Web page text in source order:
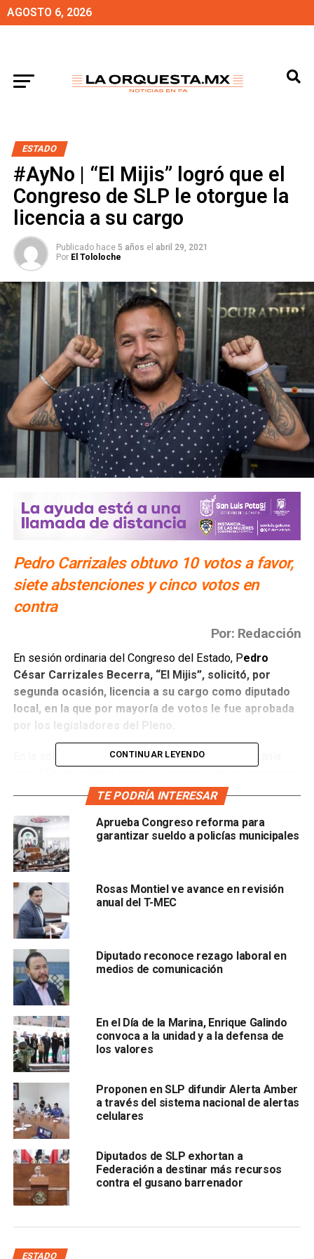
AGOSTO 6, 2026
ESTADO
#AyNo | “El Mijis” logró que el
Congreso de SLP le otorgue la
licencia a su cargo
Publicado hace 5 años el abril 29, 2021
Por El Tololoche
Pedro Carrizales obtuvo 10 votos a favor,
siete abstenciones y cinco votos en
contra
Por: Redacción
En sesión ordinaria del Congreso del Estado, Pedro
César Carrizales Becerra, “El Mijis”, solicitó, por
segunda ocasión, licencia a su cargo como diputado
local, en la que por mayoría de votos le fue aprobada
por los legisladores del Pleno.
En la solicitud mencionaba: “me dirijo a esta Soberanía
diputado de manera indefinida, y a partir del día 29 del
mes abril del año en curso, por hacer convenir a mis
intereses y ser legalmente procedente…”.
Su petición logró los 10 votos a favor, siete
abstenciones y cinco votos en contra, c
on lo que alcanzó separarse de su encargo como
legislador local, y quien aspira a una diputación
plurinominal por Morena a la Cámara de Diputados, por la
cuota indígena.
Sin embargo, hay que recordar que hace dos sesiones
ordinarias se le negó por mayoría de votos en el Pleno la
solicitud de licencia a Carrizales Becerra, sin que antes
éste no aclarara a los congresistas su representación u
orígenes indígenas en San Luis Potosí.
También lee:
Bety Benavente exige a “El Mijis” explicar su
candidatura indígena en tének y nahuatl
LICENCIA
CONTINUAR LEYENDO
TE PODRÍA INTERESAR
Aprueba Congreso reforma para
garantizar sueldo a policías municipales
Rosas Montiel ve avance en revisión
anual del T-MEC
Diputado reconoce rezago laboral en
medios de comunicación
En el Día de la Marina, Enrique Galindo
convoca a la unidad y a la defensa de
los valores
Proponen en SLP difundir Alerta Amber
a través del sistema nacional de alertas
celulares
Diputados de SLP exhortan a
Federación a destinar más recursos
contra el gusano barrenador
ESTADO